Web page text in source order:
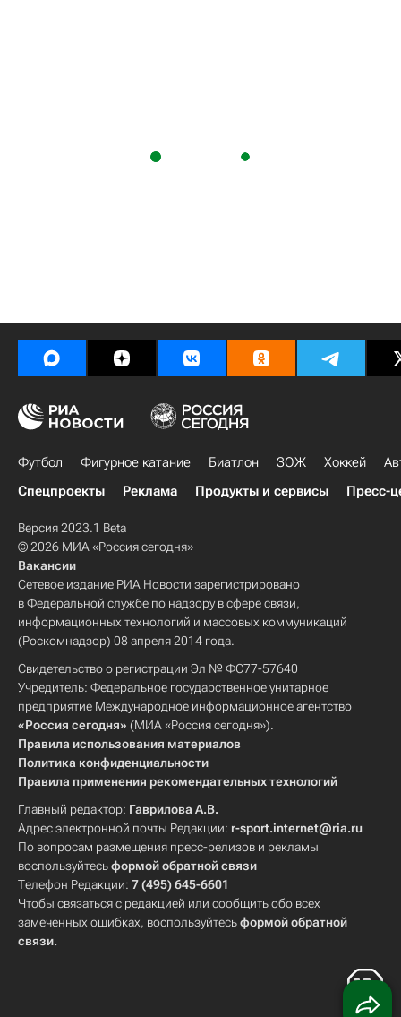
Футбол Фигурное катание Биатлон ЗОЖ Хоккей
Спецпроекты
Реклама Продукты и сервисы Пресс-
Версия 2023.1 Beta
© 2026 МИА «Россия сегодня»
Вакансии
Сетевое издание РИА Новости зарегистрировано
в Федеральной службе по надзору в сфере связи,
информационных технологий и массовых коммуникаций
(Роскомнадзор) 08 апреля 2014 года.
Свидетельство о регистрации Эл № ФС77-57640
Учредитель: Федеральное государственное унитарное
предприятие Международное информационное агентство
«Россия сегодня» (МИА «Россия сегодня»).
Правила использования материалов
Политика конфиденциальности
Правила применения рекомендательных технологий
Главный редактор: Гаврилова А.В.
Адрес электронной почты Редакции: r-sport.internet@ria.ru
По вопросам размещения пресс-релизов и рекламы
воспользуйтесьформой обратной связи
Телефон Редакции: 7 (495) 645-6601
Чтобы связаться с редакцией или сообщить обо всех
замеченных ошибках, воспользуйтесьформой обратной
связи.